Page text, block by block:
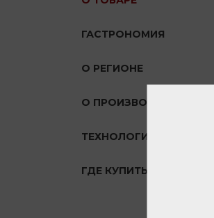
ГАСТРОНОМИЯ
О РЕГИОНЕ
О ПРОИЗВОДИТЕЛЕ
ТЕХНОЛОГИЯ
ГДЕ КУПИТЬ?